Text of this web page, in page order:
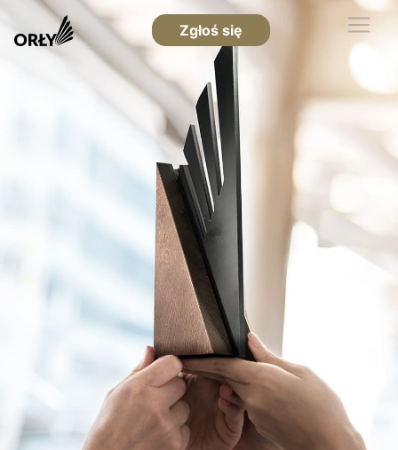
Zgłoś się